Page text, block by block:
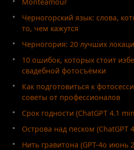
Черногорский язык: слова,
то, чем кажутся
Черногория: 20 лучших
10 ошибок, которых стоит
свадебной фотосъёмки
Как подготовиться к
советы от профессионалов
Срок годности (ChatGPT 4.1
Острова над песком (ChatGPT
Нить гравитона (GPT-4o июнь